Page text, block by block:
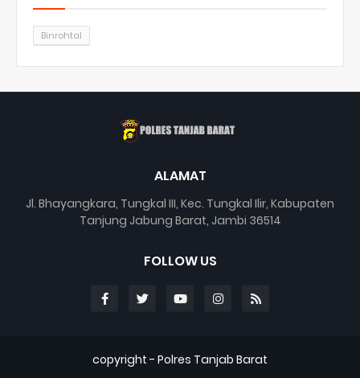
Binrohtal
ALAMAT
Jl. Bhayangkara, Tungkal III, Kec. Tungkal Ilir, Kabupaten
Tanjung Jabung Barat, Jambi 36514
FOLLOW US
copyright - Polres Tanjab Barat